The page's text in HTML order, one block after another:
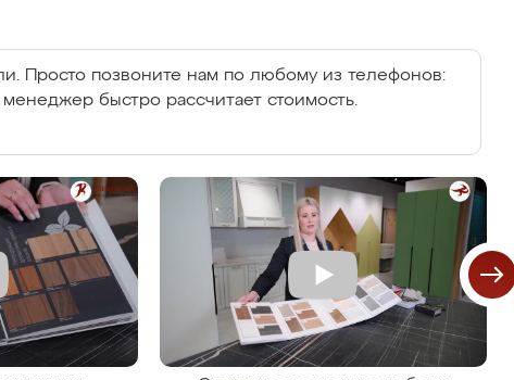
Просто позвоните нам по любому из телефонов:
быстро рассчитает стоимость.